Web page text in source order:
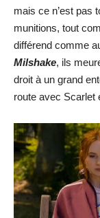
mais ce n’est pas
munitions, tout
différend comme
Milshake, ils
droit à un grand
route avec